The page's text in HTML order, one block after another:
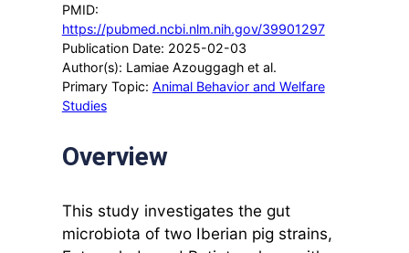
PMID:
https://pubmed.ncbi.nlm.nih.gov/39901297
Publication Date: 2025-02-03
Author(s): Lamiae Azouggagh et al.
Primary Topic: Animal Behavior and Welfare
Studies
Overview
This study investigates the gut
microbiota of two Iberian pig strains,